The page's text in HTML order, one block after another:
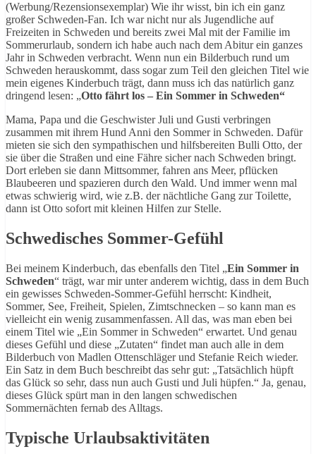
(Werbung/Rezensionsexemplar) Wie ihr wisst, bin ich ein ganz
großer Schweden-Fan. Ich war nicht nur als Jugendliche auf
Freizeiten in Schweden und bereits zwei Mal mit der Familie im
Sommerurlaub, sondern ich habe auch nach dem Abitur ein ganzes
Jahr in Schweden verbracht. Wenn nun ein Bilderbuch rund um
Schweden herauskommt, dass sogar zum Teil den gleichen Titel wie
mein eigenes Kinderbuch trägt, dann muss ich das natürlich ganz
dringend lesen: „Otto fährt los – Ein Sommer in Schweden“
Mama, Papa und die Geschwister Juli und Gusti verbringen
zusammen mit ihrem Hund Anni den Sommer in Schweden. Dafür
mieten sie sich den sympathischen und hilfsbereiten Bulli Otto, der
sie über die Straßen und eine Fähre sicher nach Schweden bringt.
Dort erleben sie dann Mittsommer, fahren ans Meer, pflücken
Blaubeeren und spazieren durch den Wald. Und immer wenn mal
etwas schwierig wird, wie z.B. der nächtliche Gang zur Toilette,
dann ist Otto sofort mit kleinen Hilfen zur Stelle.
Schwedisches Sommer-Gefühl
Bei meinem Kinderbuch, das ebenfalls den Titel „Ein Sommer in
Schweden“ trägt, war mir unter anderem wichtig, dass in dem Buch
ein gewisses Schweden-Sommer-Gefühl herrscht: Kindheit,
Sommer, See, Freiheit, Spielen, Zimtschnecken – so kann man es
vielleicht ein wenig zusammenfassen. All das, was man eben bei
einem Titel wie „Ein Sommer in Schweden“ erwartet. Und genau
dieses Gefühl und diese „Zutaten“ findet man auch alle in dem
Bilderbuch von Madlen Ottenschläger und Stefanie Reich wieder.
Ein Satz in dem Buch beschreibt das sehr gut: „Tatsächlich hüpft
das Glück so sehr, dass nun auch Gusti und Juli hüpfen.“ Ja, genau,
dieses Glück spürt man in den langen schwedischen
Sommernächten fernab des Alltags.
Typische Urlaubsaktivitäten